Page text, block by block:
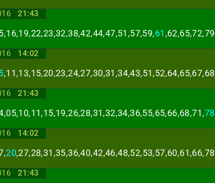
21:43
44,47,51,57,59,61 ,62,65,72,79
14:02
,11,13,15,20,23,24,27,30,31,34,43,51,52,64,65,67,68
21:43
31,32,34,36,55,65,66,68,71,78
14:02
20,27,28,31,35,36,40,42,46,48,52,53,57,60,61,66,78
21:43